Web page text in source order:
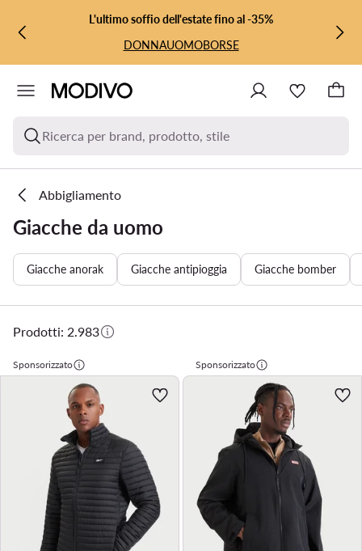
VAI AL CONTENUTO PRINCIPALE
VAI ALLA RICERCAL'ultimo soffio dell'estate fino al -35%
DONNAUOMOBORSE
Ricerca per brand, prodotto, stile
Abbigliamento
Giacche da uomo
Giacche anorak Giacche antipioggia Giacche bomber
Prodotti: 2.983
Sponsorizzato Sponsorizzato